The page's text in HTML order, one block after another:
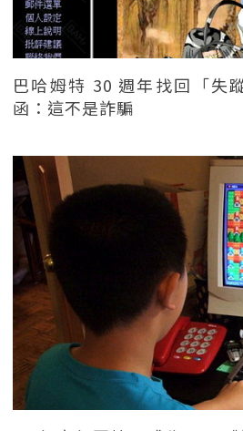
巴哈姆特 30 週年找回「失
函：這不是詐騙